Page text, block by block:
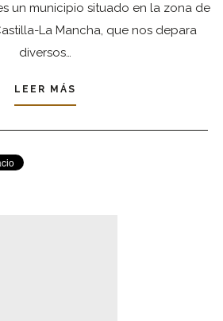
un municipio situado en la zona de
La Mancha, que nos depara
diversos…
LEER MÁS